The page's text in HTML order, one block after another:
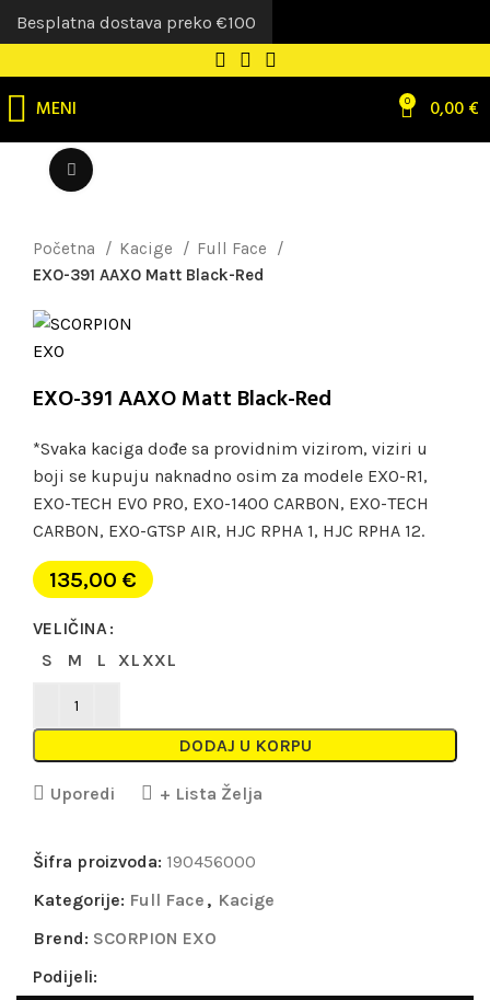
MENI 0 0,00€
Početna Kacige
Full Face
EXO-391 AAXO Matt Black-Red
EXO-391 AAXO Matt Black-Red
*Svaka kaciga dođe sa providnim vizirom, viziri u
boji se kupuju naknadno osim za modele EXO-R1,
EXO-TECH EVO PRO, EXO-1400 CARBON, EXO-TECH
CARBON, EXO-GTSP AIR, HJC RPHA 1, HJC RPHA 12.
135,00 €
VELIČINA
S
M L XL XXL
DODAJ U KORPU
Uporedi + Lista Želja
Šifra proizvoda: 190456000
Kategorije: Full Face , Kacige
Brend: SCORPION EXO
Podijeli:
Besplatna dostava preko €100